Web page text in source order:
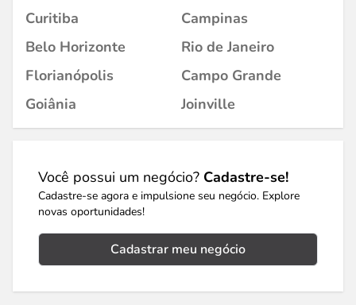
Curitiba
Campinas
Belo Horizonte
Rio de Janeiro
Florianópolis
Campo Grande
Goiânia
Joinville
Você possui um negócio? Cadastre-se!
Cadastre-se agora e impulsione seu negócio. Explore
novas oportunidades!
Cadastrar meu negócio